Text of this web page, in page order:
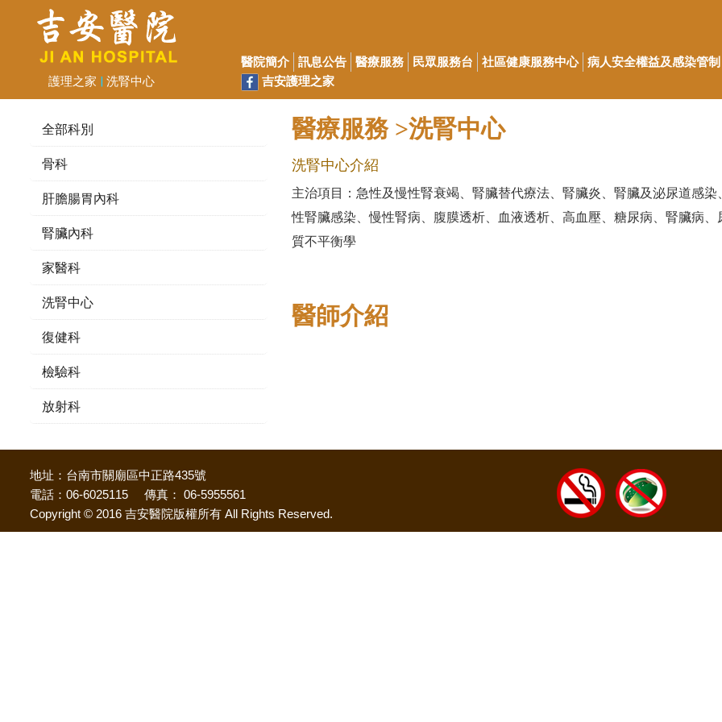
護理之家 | 洗腎中心
醫院簡介 訊息公告 醫療服務 民眾服務台 社區健康服務中心 病人安全權益及感染管制
吉安護理之家
醫療服務 >洗腎中心
洗腎中心介紹
主治項目：急性及慢性腎衰竭、腎臟替代療法、腎臟炎、腎臟及泌尿道感
性腎臟感染、慢性腎病、腹膜透析、血液透析、高血壓、糖尿病、腎臟病
質不平衡學
醫師介紹
全部科別
骨科
肝膽腸胃內科
腎臟內科
家醫科
洗腎中心
復健科
檢驗科
放射科
地址：台南市關廟區中正路435號
電話：06-6025115 傳真： 06-5955561
Copyright © 2016 吉安醫院版權所有 All Rights Reserved.